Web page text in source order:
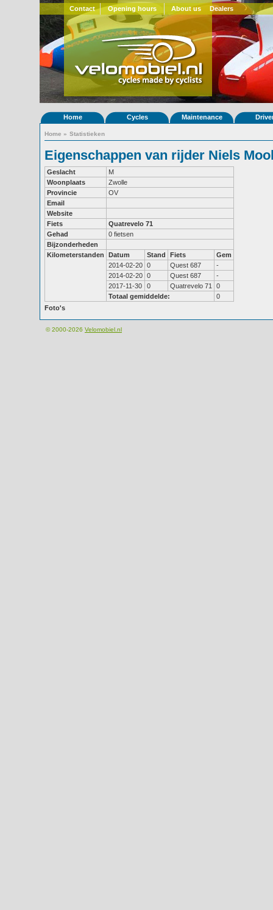
Contact Opening hours About us Dealers
Home Cycles Maintenance
Home » Statistieken
Eigenschappen van rijder Niels
Geslacht
M
Woonplaats
Zwolle
Provincie
OV
Email
Website
Fiets
Quatrevelo 71
Gehad
0 fietsen
Bijzonderheden
Kilometerstanden
Datum Stand Fiets
Gem
2014-02-20 0 Quest 687
-
2014-02-20 0 Quest 687
-
2017-11-30
0 Quatrevelo 71
0
Totaal gemiddelde:
0
Foto's
© 2000-2026 Velomobiel.nl